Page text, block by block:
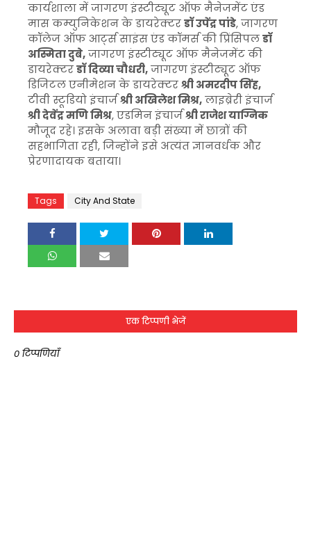
कार्यशाला में जागरण इंस्टीट्यूट ऑफ मैनेजमेंट एंड
मास कम्युनिकेशन के डायरेक्टरडॉ उपेंद्र पांडे, जागरण
कॉलेज ऑफ आर्ट्स साइंस एंड कॉमर्स की प्रिंसिपलडॉ
अस्मिता दुबे,जागरण इंस्टीट्यूट ऑफ मैनेजमेंट की
डायरेक्टरडॉ दिव्या चौधरी,जागरण इंस्टीट्यूट ऑफ
डिजिटल एनीमेशन के डायरेक्टरश्री अमरदीप सिंह,
टीवी स्टूडियो इंचार्जश्री अखिलेश मिश्र,लाइब्रेरी इंचार्ज
श्री देवेंद्र मणि मिश्र, एडमिन इंचार्जश्री राजेश याग्निक
मौजूद रहे। इसके अलावा बड़ी संख्या में छात्रों की
सहभागिता रही, जिन्होंने इसे अत्यंत ज्ञानवर्धक और
प्रेरणादायक बताया।
Tags City And State
एक टिप्पणी भेजें
0 टिप्पणियाँ